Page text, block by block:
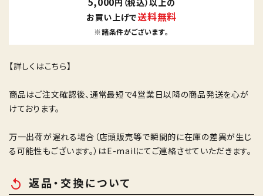
お買い上げで送料無料
※諸条件がございます。
【詳しくはこちら】
商品はご注文確認後、通常最短で4営業日以降の商品発送を心が
けております。
万一出荷が遅れる場合（店頭販売等で瞬間的に在庫の差異が生じ
る可能性もございます。）はE-mailにてご連絡させていただきます。
replay 返品・交換について